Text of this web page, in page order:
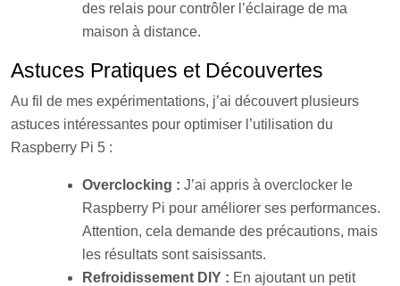
des relais pour contrôler l’éclairage de ma
maison à distance.
Astuces Pratiques et Découvertes
Au fil de mes expérimentations, j’ai découvert plusieurs
astuces intéressantes pour optimiser l’utilisation du
Raspberry Pi 5 :
Overclocking : J’ai appris à overclocker le
Raspberry Pi pour améliorer ses performances.
Attention, cela demande des précautions, mais
les résultats sont saisissants.
Refroidissement DIY : En ajoutant un petit